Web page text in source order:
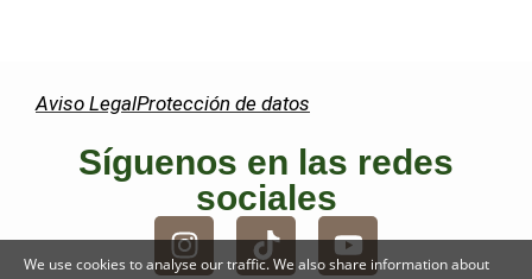
Aviso LegalProtección de datos
Síguenos en las redes
sociales
We use cookies to analyse our traffic. We also share information about